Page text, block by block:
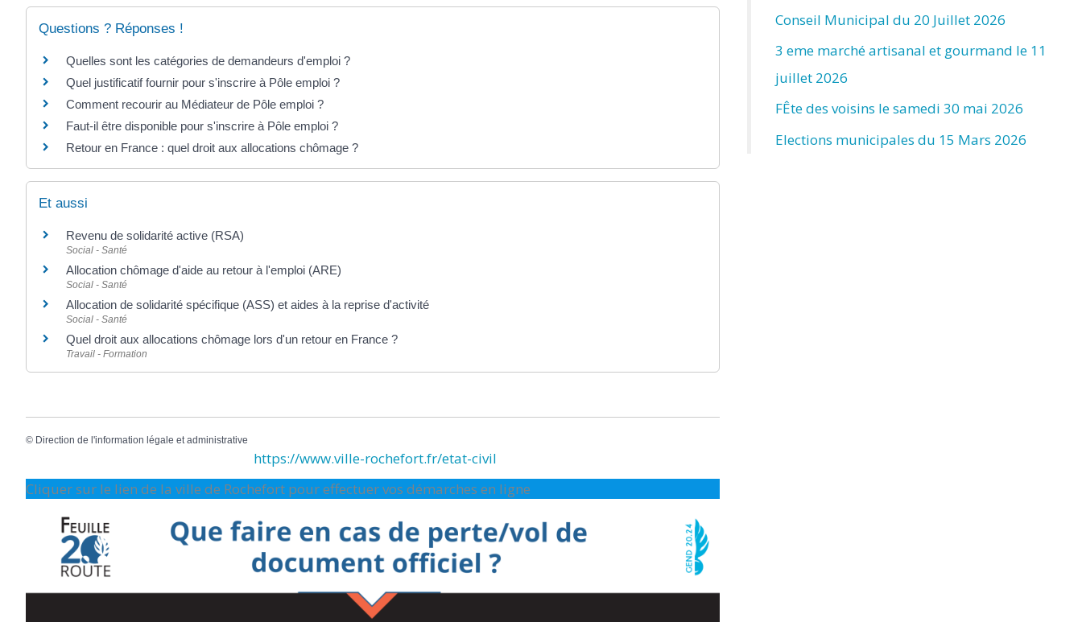
Questions ? Réponses !
Quelles sont les catégories de demandeurs d'emploi ?
Quel justificatif fournir pour s'inscrire à Pôle emploi ?
Comment recourir au Médiateur de Pôle emploi ?
Faut-il être disponible pour s'inscrire à Pôle emploi ?
Retour en France : quel droit aux allocations chômage ?
Et aussi
Revenu de solidarité active (RSA)
Social - Santé
Allocation chômage d'aide au retour à l'emploi (ARE)
Social - Santé
Allocation de solidarité spécifique (ASS) et aides à la reprise d'activité
Social - Santé
Quel droit aux allocations chômage lors d'un retour en France ?
Travail - Formation
© Direction de l'information légale et administrative
https://www.ville-rochefort.fr/etat-civil
Cliquer sur le lien de la ville de Rochefort pour effectuer vos démarches en ligne
Conseil Municipal du 20 Juillet 2026
3 eme marché artisanal et gourmand le 11
juillet 2026
FÊte des voisins le samedi 30 mai 2026
Elections municipales du 15 Mars 2026